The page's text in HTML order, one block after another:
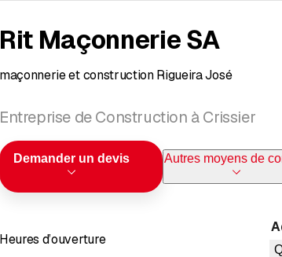
Rit Maçonnerie SA
maçonnerie et construction Rigueira José
Entreprise de Construction à Crissier
Demander un devis Autres moyens de
Heures d’ouverture